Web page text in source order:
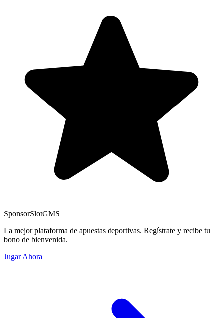
SponsorSlotGMS
La mejor plataforma de apuestas deportivas. Regístrate y recibe tu
bono de bienvenida.
Jugar Ahora